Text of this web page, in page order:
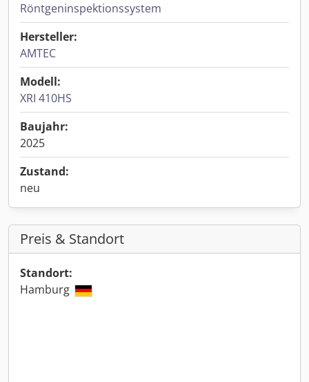
Röntgeninspektionssystem
Hersteller:
AMTEC
Modell:
XRI 410HS
Baujahr:
2025
Zustand:
neu
Preis & Standort
Standort:
Hamburg